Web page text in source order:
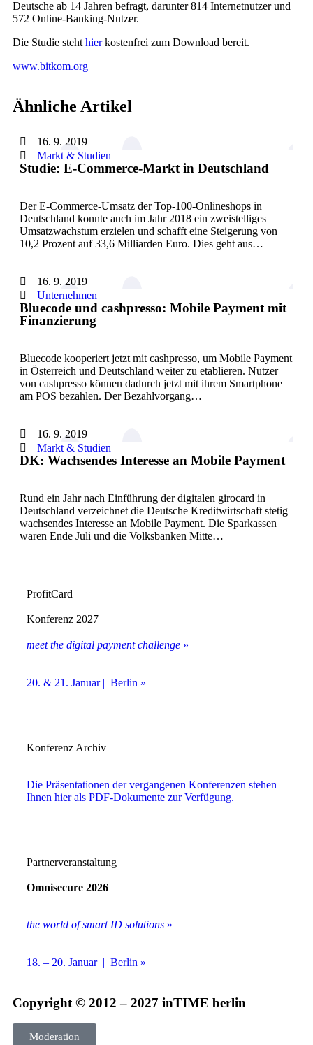
Deutsche ab 14 Jahren befragt, darunter 814 Internetnutzer und
572 Online-Banking-Nutzer.
Die Studie steht hierkostenfrei zum Download bereit.
www.bitkom.org
Ähnliche Artikel
16. 9. 2019
Markt & Studien
Studie: E-Commerce-Markt in Deutschland
Der E-Commerce-Umsatz der Top-100-Onlineshops in
Deutschland konnte auch im Jahr 2018 ein zweistelliges
Umsatzwachstum erzielen und schafft eine Steigerung von
10,2 Prozent auf 33,6 Milliarden Euro. Dies geht aus…
16. 9. 2019
Unternehmen
Bluecode und cashpresso: Mobile Payment mit
Finanzierung
Bluecode kooperiert jetzt mit cashpresso, um Mobile Payment
in Österreich und Deutschland weiter zu etablieren. Nutzer
von cashpresso können dadurch jetzt mit ihrem Smartphone
am POS bezahlen. Der Bezahlvorgang…
16. 9. 2019
Markt & Studien
DK: Wachsendes Interesse an Mobile Payment
Rund ein Jahr nach Einführung der digitalen girocard in
Deutschland verzeichnet die Deutsche Kreditwirtschaft stetig
wachsendes Interesse an Mobile Payment. Die Sparkassen
waren Ende Juli und die Volksbanken Mitte…
ProfitCard
Konferenz 2027
meet the digital payment challenge »
20. & 21. Januar | Berlin »
Konferenz Archiv
Die Präsentationen der vergangenen Konferenzen stehen
Ihnen hier als PDF-Dokumente zur Verfügung.
Partnerveranstaltung
Omnisecure 2026
the world of smart ID solutions »
18. – 20. Januar | Berlin »
Copyright © 2012 – 2027 inTIME berlin
Moderation